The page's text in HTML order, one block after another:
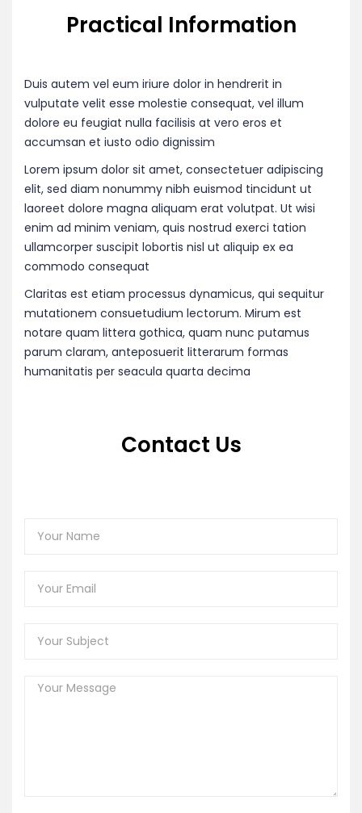
Practical Information
Duis autem vel eum iriure dolor in hendrerit in
vulputate velit esse molestie consequat, vel illum
dolore eu feugiat nulla facilisis at vero eros et
accumsan et iusto odio dignissim
Lorem ipsum dolor sit amet, consectetuer adipiscing
elit, sed diam nonummy nibh euismod tincidunt ut
laoreet dolore magna aliquam erat volutpat. Ut wisi
enim ad minim veniam, quis nostrud exerci tation
ullamcorper suscipit lobortis nisl ut aliquip ex ea
commodo consequat
Claritas est etiam processus dynamicus, qui sequitur
mutationem consuetudium lectorum. Mirum est
notare quam littera gothica, quam nunc putamus
parum claram, anteposuerit litterarum formas
humanitatis per seacula quarta decima
Contact Us